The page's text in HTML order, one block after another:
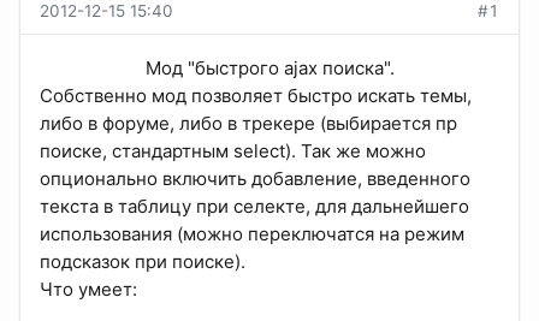
2012-12-15 15:40 #1
Мод "быстрого ajax поиска".​
Собственно мод позволяет быстро искать темы,
либо в форуме, либо в трекере (выбирается пр
поиске, стандартным select). Так же можно
опционально включить добавление, введенного
текста в таблицу при селекте, для дальнейшего
использования (можно переключатся на режим
подсказок при поиске).
Что умеет: